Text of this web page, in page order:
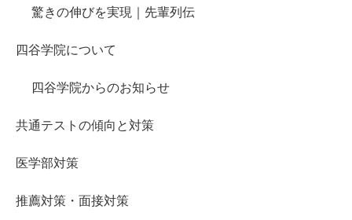
驚きの伸びを実現｜先輩列伝
四谷学院について
四谷学院からのお知らせ
共通テストの傾向と対策
医学部対策
推薦対策・面接対策